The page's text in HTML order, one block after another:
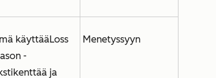
käyttääLoss
-
ja
Menetyssyyn